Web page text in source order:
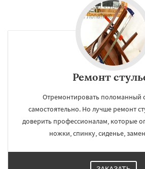
Ремонт
Отремонтировать поломанный
самостоятельно. Но лучше ремонт
доверить профессионалам, которые
ножки, спинку, сиденье,